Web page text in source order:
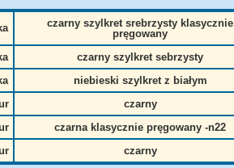
czarny szylkret srebrzysty klasycznie
pręgowany
czarny szylkret sebrzysty
niebieski szylkret z białym
czarny
czarna klasycznie pręgowany -n22
czarny